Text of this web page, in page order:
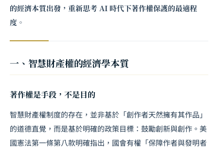
的經濟本質出發，重新思考 AI 時代下著作權保護的最適程
度。
一、智慧財產權的經濟學本質
著作權是手段，不是目的
智慧財產權制度的存在，並非基於「創作者天然擁有其作品」
的道德直覺，而是基於明確的政策目標：鼓勵創新與創作。美
國憲法第一條第八款明確指出，國會有權「保障作者與發明者